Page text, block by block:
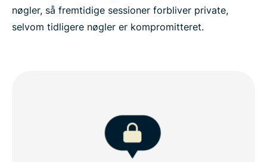
nøgler, så fremtidige sessioner forbliver private,
selvom tidligere nøgler er kompromitteret.